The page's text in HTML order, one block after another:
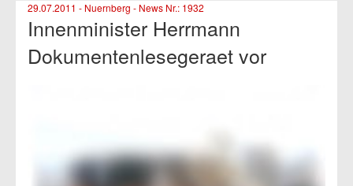
29.07.2011 - Nuernberg - News Nr.: 1932
Innenminister Herrmann
Dokumentenlesegeraet vor